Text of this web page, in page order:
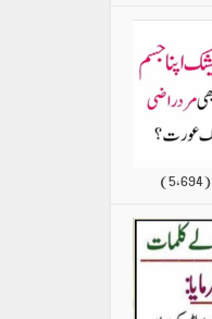
(5,694)